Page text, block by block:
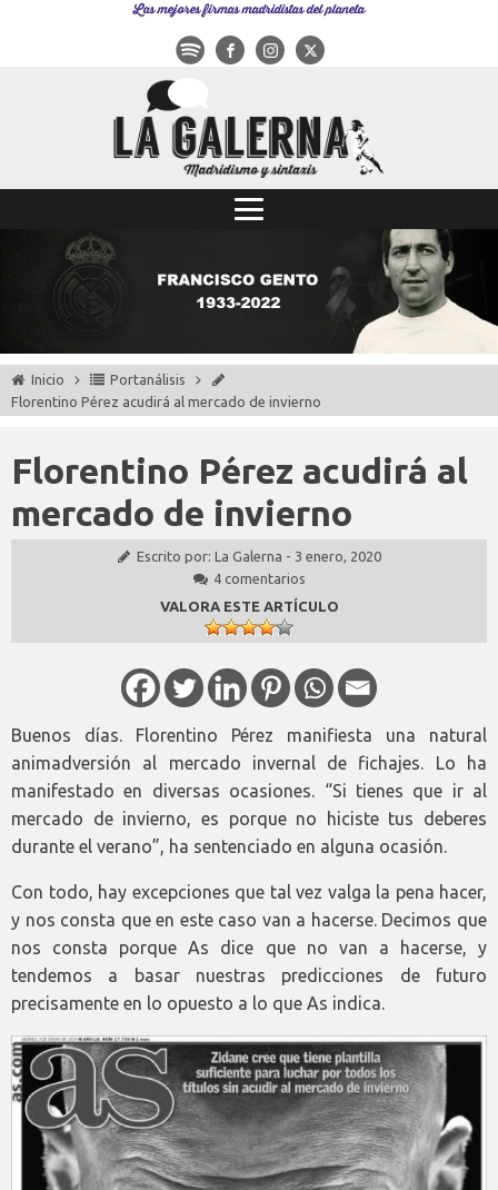
Las mejores firmas madridistas del planeta
Inicio
Portanálisis
Florentino Pérez acudirá al mercado de invierno
Florentino Pérez acudirá al
mercado de invierno
Escrito por: La Galerna - 3 enero, 2020
4 comentarios
VALORA ESTE ARTÍCULO
Buenos días. Florentino Pérez manifiesta una natural
animadversión al mercado invernal de fichajes. Lo ha
manifestado en diversas ocasiones. “Si tienes que ir al
mercado de invierno, es porque no hiciste tus deberes
durante el verano”, ha sentenciado en alguna ocasión.
Con todo, hay excepciones que tal vez valga la pena hacer,
y nos consta que en este caso van a hacerse. Decimos que
nos consta porque As dice que no van a hacerse, y
tendemos a basar nuestras predicciones de futuro
precisamente en lo opuesto a lo que As indica.